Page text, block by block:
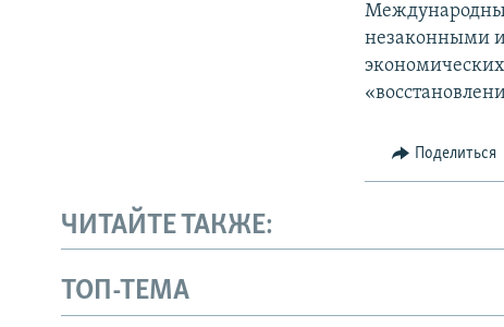
незаконными и
Поделиться
ЧИТАЙТЕ ТАКЖЕ:
ТОП-ТЕМА